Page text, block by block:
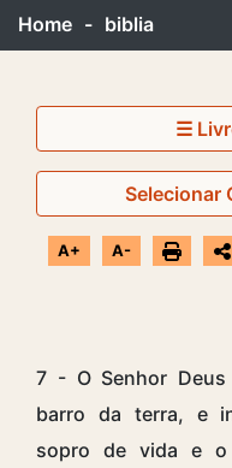
Home - biblia
☰
Selecionar
A+ A-
7 - O Senhor
barro da terra, e
sopro de vida e